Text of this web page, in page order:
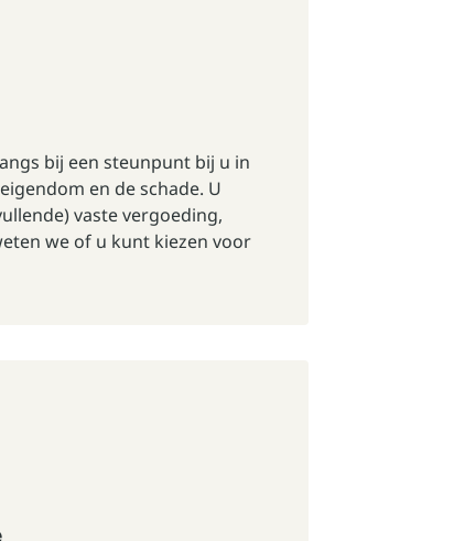
bij een steunpunt bij u in
en de schade. U
vaste vergoeding,
we of u kunt kiezen voor